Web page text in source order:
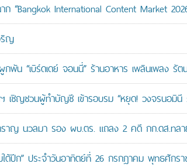
าก “Bangkok International Content Market
ริญ
พัน “เบิร์ดเดย์ จอนนี่” ร้านอาหาร เพลินเพลง รั
เชิญชวนผู้ทำบัญชี เข้ารอบรม “หยุด! วงจรนอมิ
าญ นวลมา รอง ผบ.ตร. แถลง 2 คดี กก.ดส.ทลา
ต้ปีก” ประจำวันอาทิตย์ที่ 26 กรกฎาคม พุทธศักรา